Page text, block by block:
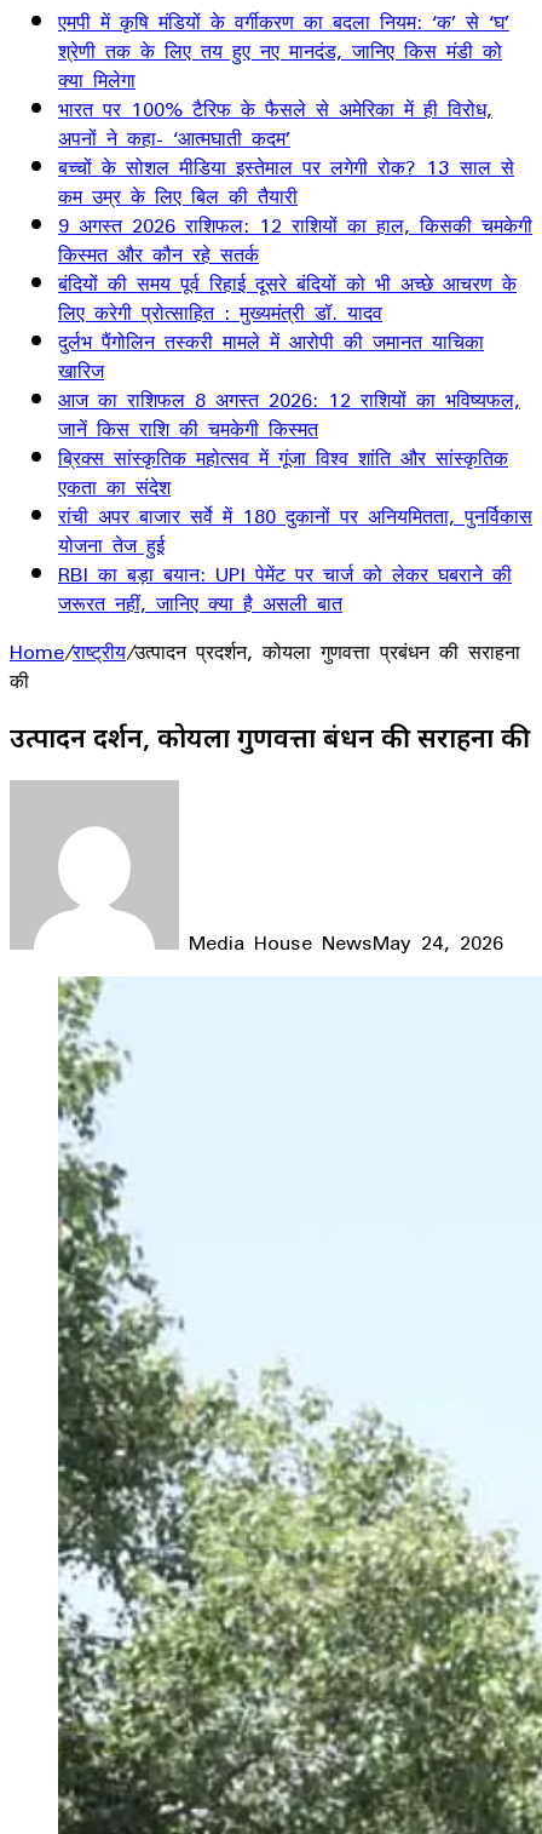
एमपी में कृषि मंडियों के वर्गीकरण का बदला नियम: ‘क’ से ‘घ’
श्रेणी तक के लिए तय हुए नए मानदंड, जानिए किस मंडी को
क्या मिलेगा
भारत पर 100% टैरिफ के फैसले से अमेरिका में ही विरोध,
अपनों ने कहा- ‘आत्मघाती कदम’
बच्चों के सोशल मीडिया इस्तेमाल पर लगेगी रोक? 13 साल से
कम उम्र के लिए बिल की तैयारी
9 अगस्त 2026 राशिफल: 12 राशियों का हाल, किसकी चमकेगी
किस्मत और कौन रहे सतर्क
बंदियों की समय पूर्व रिहाई दूसरे बंदियों को भी अच्छे आचरण के
लिए करेगी प्रोत्साहित : मुख्यमंत्री डॉ. यादव
दुर्लभ पैंगोलिन तस्करी मामले में आरोपी की जमानत याचिका
खारिज
आज का राशिफल 8 अगस्त 2026: 12 राशियों का भविष्यफल,
जानें किस राशि की चमकेगी किस्मत
ब्रिक्स सांस्कृतिक महोत्सव में गूंजा विश्व शांति और सांस्कृतिक
एकता का संदेश
रांची अपर बाजार सर्वे में 180 दुकानों पर अनियमितता, पुनर्विकास
योजना तेज हुई
RBI का बड़ा बयान: UPI पेमेंट पर चार्ज को लेकर घबराने की
जरूरत नहीं, जानिए क्या है असली बात
Home/राष्ट्रीय/उत्पादन प्रदर्शन, कोयला गुणवत्ता प्रबंधन की सराहना
की
उत्पादन प्रदर्शन, कोयला गुणवत्ता प्रबंधन की सराहना की
Media House NewsMay 24, 2026
Facebook
LinkedIn
WhatsApp
Telegram